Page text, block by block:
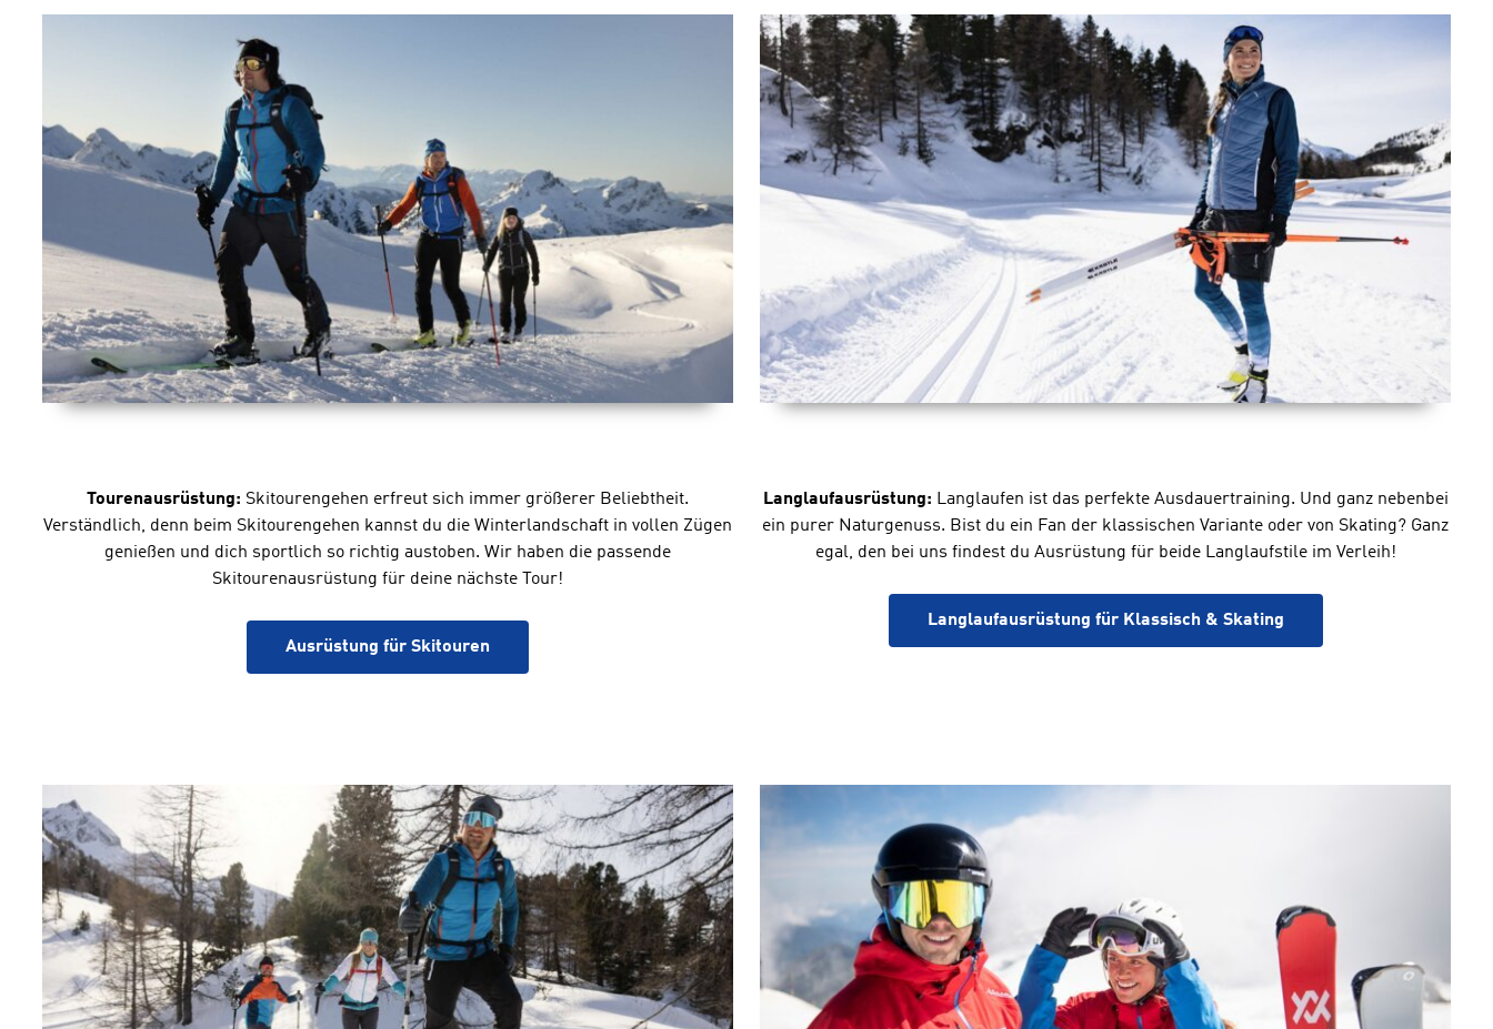
Tourenausrüstung: Skitourengehen erfreut sich immer größerer Beliebtheit.
Verständlich, denn beim Skitourengehen kannst du die Winterlandschaft in vollen Zügen
genießen und dich sportlich so richtig austoben. Wir haben die passende
Skitourenausrüstung für deine nächste Tour!
Ausrüstung für Skitouren
Langlaufausrüstung: Langlaufen ist das perfekte Ausdauertraining. Und ganz nebenbei
ein purer Naturgenuss. Bist du ein Fan der klassischen Variante oder von Skating? Ganz
egal, den bei uns findest du Ausrüstung für beide Langlaufstile im Verleih!
Langlaufausrüstung für Klassisch & Skating